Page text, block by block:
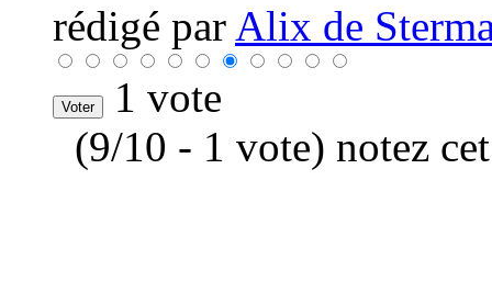
rédigé par Alix de
1 vote
(9/10 - 1 vote) notez